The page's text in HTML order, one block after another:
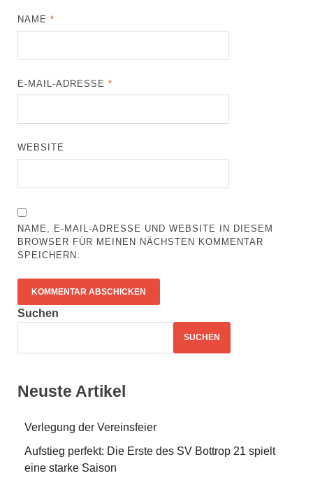
NAME*
E-MAIL-ADRESSE*
WEBSITE
NAME, E-MAIL-ADRESSE UND WEBSITE IN DIESEM
BROWSER FÜR MEINEN NÄCHSTEN KOMMENTAR
SPEICHERN.
Suchen
SUCHEN
Neuste Artikel
Verlegung der Vereinsfeier
Aufstieg perfekt: Die Erste des SV Bottrop 21 spielt
eine starke Saison